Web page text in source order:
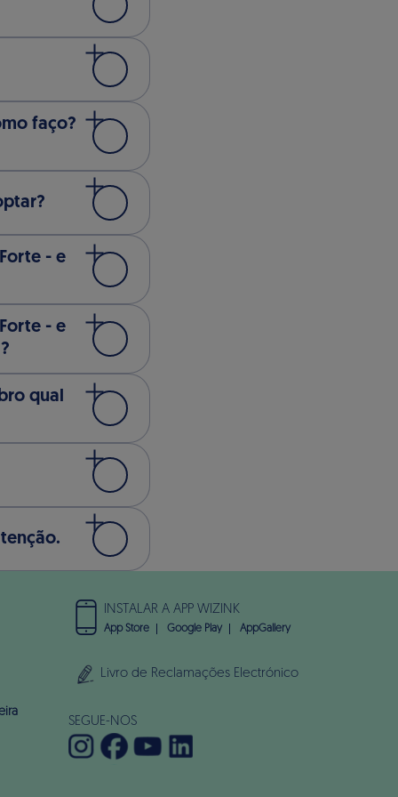
faço?
- e
- e
qual
INSTALAR A APP WIZINK
App Store Google Play AppGallery
Livro de Reclamações Electrónico
SEGUE-NOS